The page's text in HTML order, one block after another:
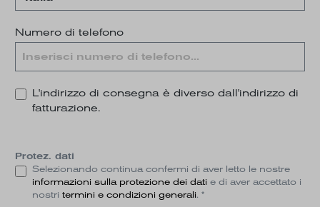
Numero di telefono
L'indirizzo di consegna è diverso dall'indirizzo di
fatturazione.
Protez. dati
Selezionando continua confermi di aver letto le nostre
informazioni sulla protezione dei dati e di aver accettato i
nostri termini e condizioni generali. *